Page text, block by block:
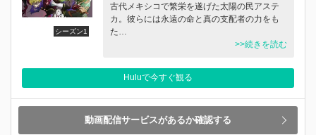
シーズン1
古代メキシコで繁栄を遂げた太陽の民アステ
カ。彼らには永遠の命と真の支配者の力をも
た…
>>続きを読む
Huluで今すぐ観る
動画配信サービスがあるか確認する